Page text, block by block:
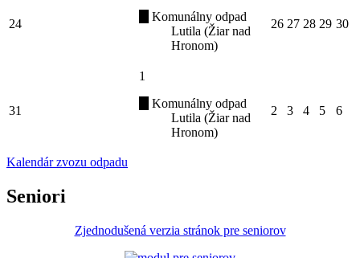
24
Komunálny odpad
Lutila (Žiar nad
Hronom)
26 27 28 29 30
31
1
Komunálny odpad
Lutila (Žiar nad
Hronom)
2 3 4 5 6
Kalendár zvozu odpadu
Seniori
Zjednodušená verzia stránok pre seniorov